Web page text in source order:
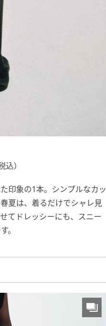
）
印象の1本。シンプルなカッ
夏は、着るだけでシャレ見
てドレッシーにも、スニー
。